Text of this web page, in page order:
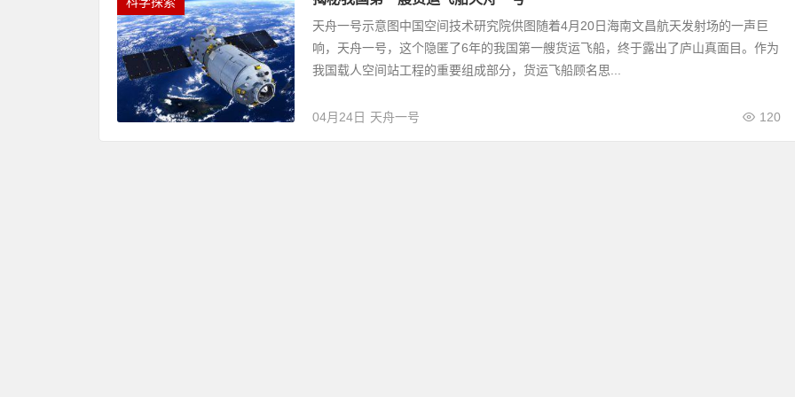
天舟一号示意图中国空间技术研究院供图随着4月20日海南文昌航天发射场的一声巨
响，天舟一号，这个隐匿了6年的我国第一艘货运飞船，终于露出了庐山真面目。作为
我国载人空间站工程的重要组成部分，货运飞船顾名思...
04月24日 120
天舟一号